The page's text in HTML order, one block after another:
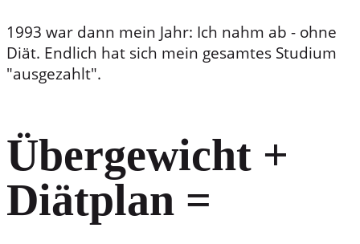
1993 war dann mein Jahr: Ich nahm ab - ohne
Diät. Endlich hat sich mein gesamtes Studium
"ausgezahlt".
Über gew icht +
Diätplan =